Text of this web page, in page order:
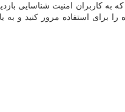
کاربران امنیت شناسایی
استفاده مرور کنید و به